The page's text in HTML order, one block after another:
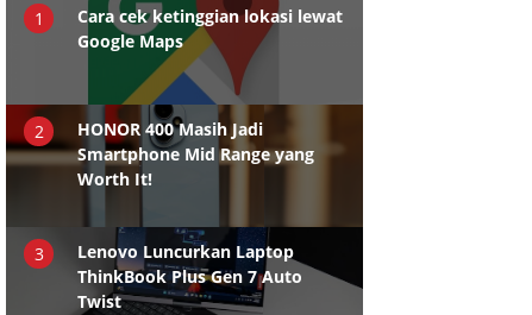
1
Cara cek ketinggian lokasi lewat
Google Maps
2
HONOR 400 Masih Jadi
Smartphone Mid Range yang
Worth It!
3
Lenovo Luncurkan Laptop
ThinkBook Plus Gen 7 Auto
Twist